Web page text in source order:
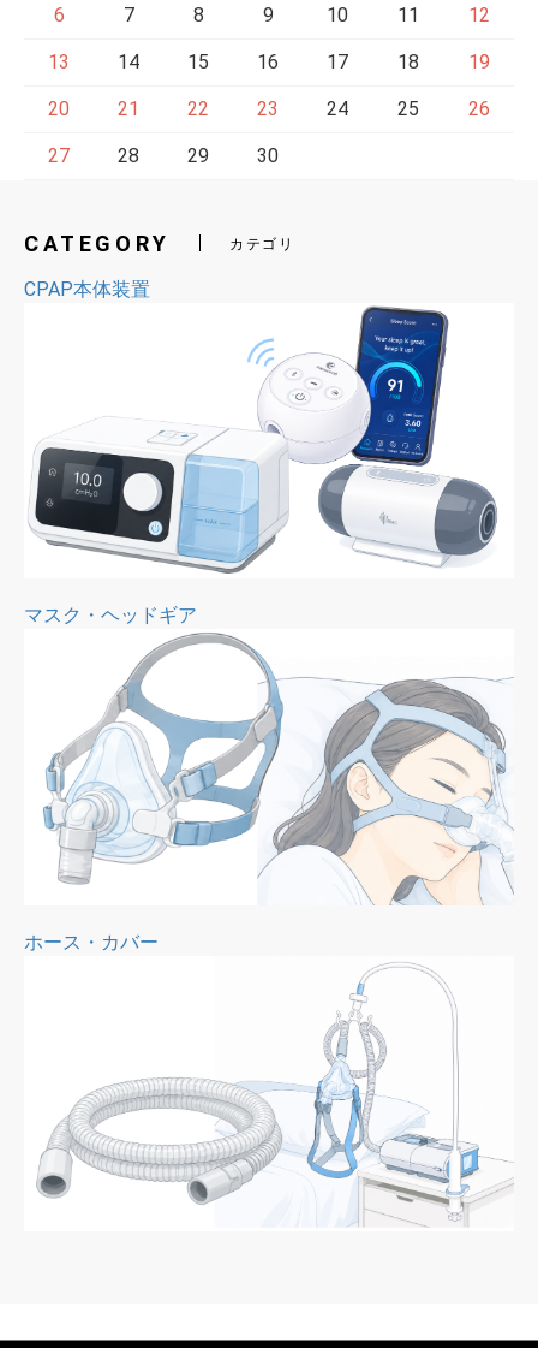
6 7 8 9 10 11 12
13 14 15 16 17 18 19
20 21 22 23 24 25 26
27 28 29 30
CATEGORY カテゴリ
CPAP本体装置
マスク・ヘッドギア
ホース・カバー